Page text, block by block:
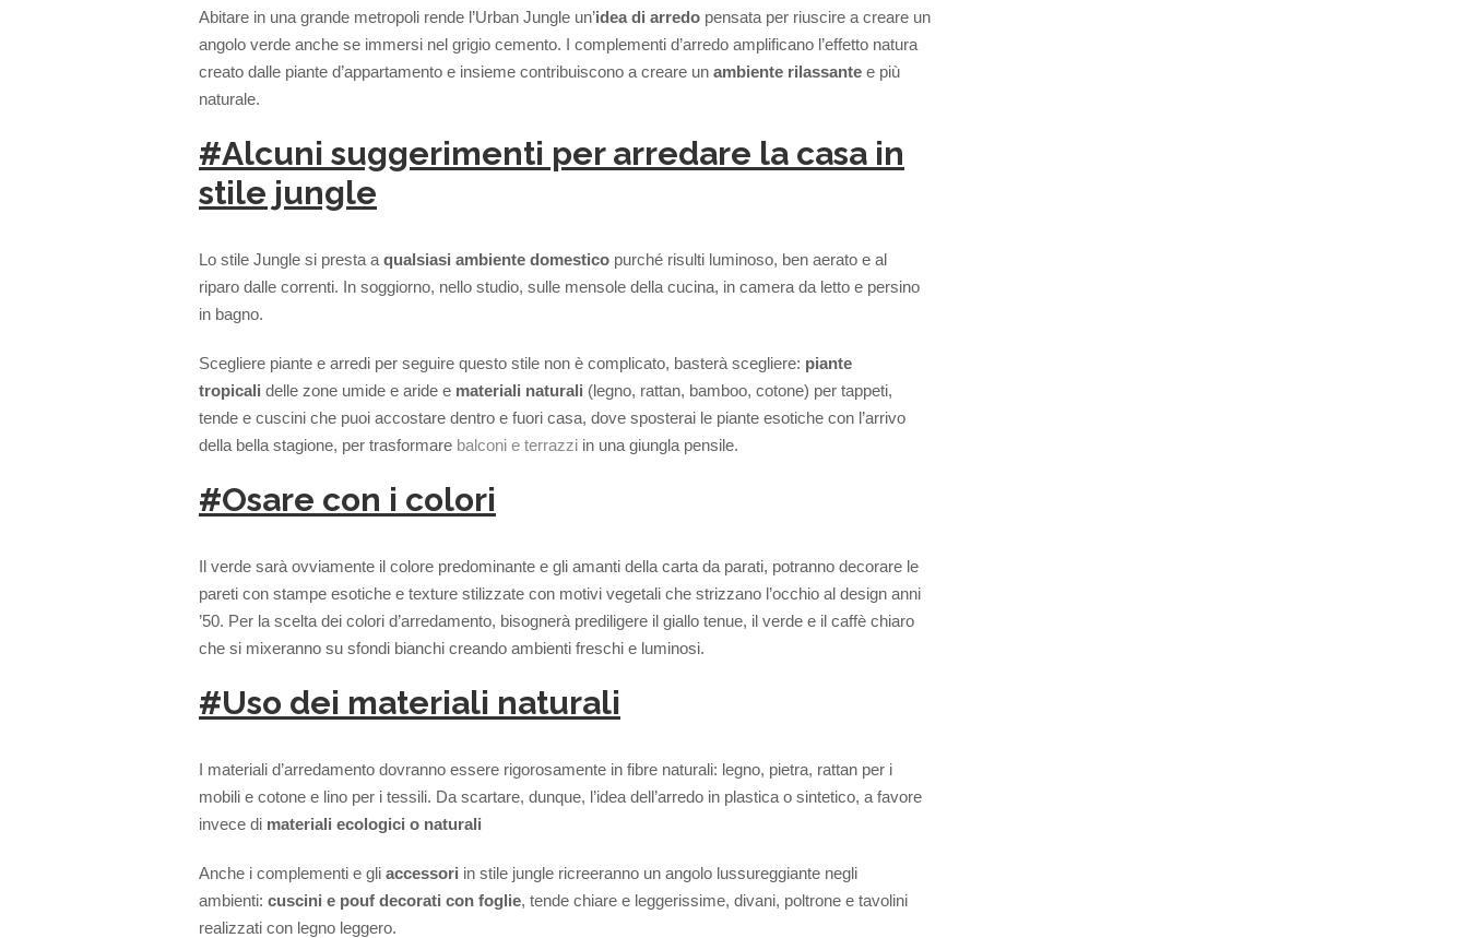
Abitare in una grande metropoli rende l’Urban Jungle un’idea di arredo pensata per riuscire a creare un
angolo verde anche se immersi nel grigio cemento. I complementi d’arredo amplificano l’effetto natura
creato dalle piante d’appartamento e insieme contribuiscono a creare un ambiente rilassante e più
naturale.
#Alcuni suggerimenti per arredare la casa in
stile jungle
Lo stile Jungle si presta a qualsiasi ambiente domestico purché risulti luminoso, ben aerato e al
riparo dalle correnti. In soggiorno, nello studio, sulle mensole della cucina, in camera da letto e persino
in bagno.
Scegliere piante e arredi per seguire questo stile non è complicato, basterà scegliere: piante
tropicali delle zone umide e aride e materiali naturali (legno, rattan, bamboo, cotone) per tappeti,
tende e cuscini che puoi accostare dentro e fuori casa, dove sposterai le piante esotiche con l’arrivo
della bella stagione, per trasformare balconi e terrazzi in una giungla pensile.
#Osare con i colori
Il verde sarà ovviamente il colore predominante e gli amanti della carta da parati, potranno decorare le
pareti con stampe esotiche e texture stilizzate con motivi vegetali che strizzano l’occhio al design anni
’50. Per la scelta dei colori d’arredamento, bisognerà prediligere il giallo tenue, il verde e il caffè chiaro
che si mixeranno su sfondi bianchi creando ambienti freschi e luminosi.
#Uso dei materiali naturali
I materiali d’arredamento dovranno essere rigorosamente in fibre naturali: legno, pietra, rattan per i
mobili e cotone e lino per i tessili. Da scartare, dunque, l’idea dell’arredo in plastica o sintetico, a favore
invece di materiali ecologici o naturali
Anche i complementi e gli accessori in stile jungle ricreeranno un angolo lussureggiante negli
ambienti: cuscini e pouf decorati con foglie, tende chiare e leggerissime, divani, poltrone e tavolini
realizzati con legno leggero.